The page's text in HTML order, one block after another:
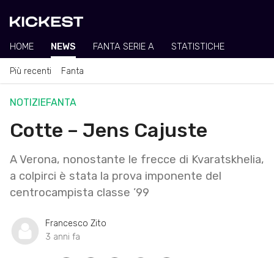
HOME NEWS FANTA SERIE A STATISTICHE
Più recenti Fanta
NOTIZIEFANTA
Cotte – Jens Cajuste
A Verona, nonostante le frecce di Kvaratskhelia,
a colpirci è stata la prova imponente del
centrocampista classe ’99
Francesco Zito
3 anni fa